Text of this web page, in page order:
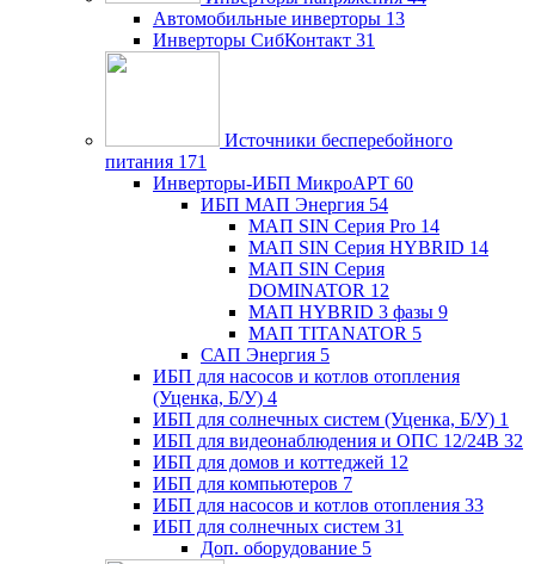
Автомобильные инверторы 13
Инверторы СибКонтакт 31
Источники бесперебойного
питания 171
Инверторы-ИБП МикроАРТ 60
ИБП МАП Энергия 54
МАП SIN Серия Pro 14
МАП SIN Серия HYBRID 14
МАП SIN Серия
DOMINATOR 12
МАП HYBRID 3 фазы 9
МАП TITANATOR 5
САП Энергия 5
ИБП для насосов и котлов отопления
(Уценка, Б/У) 4
ИБП для солнечных систем (Уценка, Б/У) 1
ИБП для видеонаблюдения и ОПС 12/24В 32
ИБП для домов и коттеджей 12
ИБП для компьютеров 7
ИБП для насосов и котлов отопления 33
ИБП для солнечных систем 31
Доп. оборудование 5